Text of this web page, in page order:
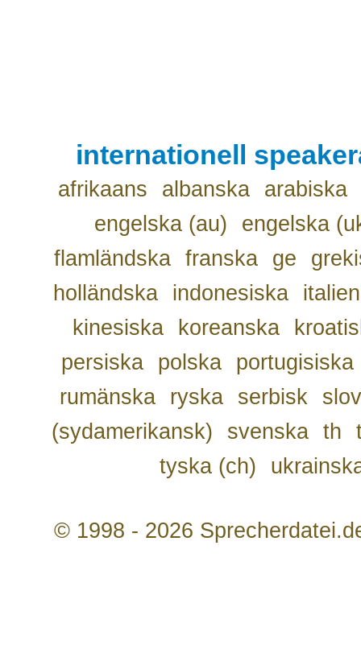
internationell
afrikaans albanska
arabiska
engelska (au)
engelska
flamländska franska ge
holländska
indonesiska
kinesiska
koreanska
persiska
polska
portugisiska
rumänska
ryska serbisk
(sydamerikansk)
svenska th
tyska (ch)
© 1998 - 2026